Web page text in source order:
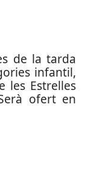
de la tarda
infantil,
les Estrelles
ofert en